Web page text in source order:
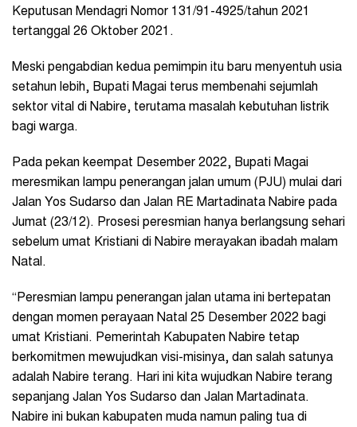
Keputusan Mendagri Nomor 131/91-4925/tahun 2021
tertanggal 26 Oktober 2021.
Meski pengabdian kedua pemimpin itu baru menyentuh usia
setahun lebih, Bupati Magai terus membenahi sejumlah
sektor vital di Nabire, terutama masalah kebutuhan listrik
bagi warga.
Pada pekan keempat Desember 2022, Bupati Magai
meresmikan lampu penerangan jalan umum (PJU) mulai dari
Jalan Yos Sudarso dan Jalan RE Martadinata Nabire pada
Jumat (23/12). Prosesi peresmian hanya berlangsung sehari
sebelum umat Kristiani di Nabire merayakan ibadah malam
Natal.
“Peresmian lampu penerangan jalan utama ini bertepatan
dengan momen perayaan Natal 25 Desember 2022 bagi
umat Kristiani. Pemerintah Kabupaten Nabire tetap
berkomitmen mewujudkan visi-misinya, dan salah satunya
adalah Nabire terang. Hari ini kita wujudkan Nabire terang
sepanjang Jalan Yos Sudarso dan Jalan Martadinata.
Nabire ini bukan kabupaten muda namun paling tua di